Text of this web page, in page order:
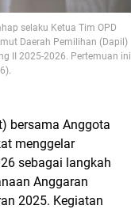
selaku Ketua Tim OPD
Daerah Pemilihan (Dapil)
II 2025-2026. Pertemuan ini
bersama Anggota
menggelar
sebagai langkah
Anggaran
2025. Kegiatan